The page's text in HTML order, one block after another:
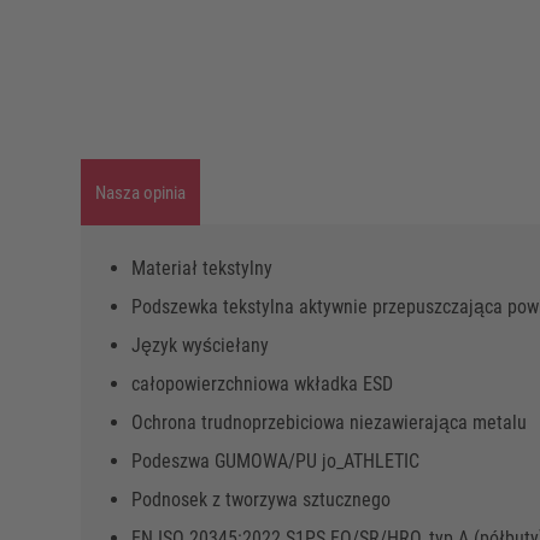
Nasza opinia
Materiał tekstylny
Podszewka tekstylna aktywnie przepuszczająca
Język wyściełany
całopowierzchniowa wkładka ESD
Ochrona trudnoprzebiciowa niezawierająca metalu
Podeszwa GUMOWA/PU jo_ATHLETIC
Podnosek z tworzywa sztucznego